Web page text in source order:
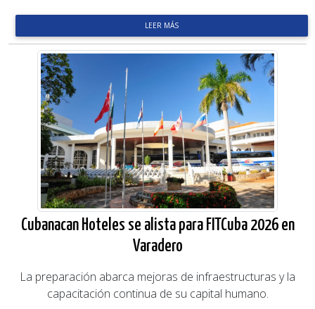
LEER MÁS
Cubanacan Hoteles se alista para FITCuba 2026 en
Varadero
La preparación abarca mejoras de infraestructuras y la
capacitación continua de su capital humano.